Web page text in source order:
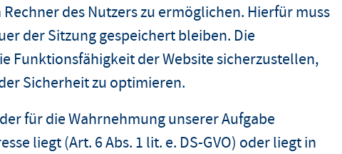
des Nutzers zu ermöglichen. Hierfür muss
der Sitzung gespeichert bleiben. Die
Funktionsfähigkeit der Website sicherzustellen,
Sicherheit zu optimieren.
für die Wahrnehmung unserer Aufgabe
liegt (Art. 6 Abs. 1 lit. e. DS-GVO) oder liegt in